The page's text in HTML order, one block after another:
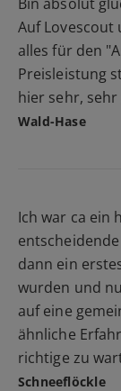
Auf Lovescout
alles für den
Preisleistung
hier sehr, sehr
Wald-Hase
Ich war ca ein
dann ein
wurden und
auf eine
ähnliche
richtige zu
Schneeflöckle